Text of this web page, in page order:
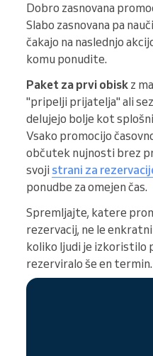
Dobro zasnovana
Slabo zasnovana pa
čakajo na naslednjo
komu ponudite.
Paket za prvi obisk z
"pripelji prijatelja" ali
delujejo bolje kot
Vsako promocijo
občutek nujnosti brez
svoji strani za
ponudbe za omejen čas.
Spremljajte, katere
rezervacij, ne le
koliko ljudi je izkoristilo
rezerviralo še en termin.